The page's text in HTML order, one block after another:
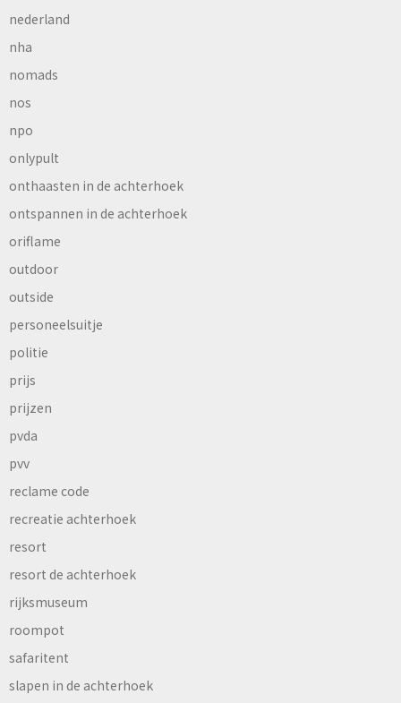
nederland
nha
nomads
nos
npo
onlypult
onthaasten in de achterhoek
ontspannen in de achterhoek
oriflame
outdoor
outside
personeelsuitje
politie
prijs
prijzen
pvda
pvv
reclame code
recreatie achterhoek
resort
resort de achterhoek
rijksmuseum
roompot
safaritent
slapen in de achterhoek